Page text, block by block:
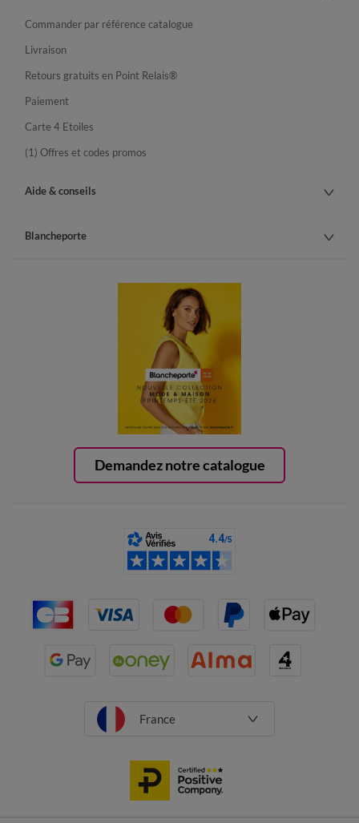
Demandez notre catalogue
Commander par référence catalogue
Livraison
Retours gratuits en Point Relais®
Paiement
Carte 4 Etoiles
(1) Offres et codes promos
Aide & conseils
Blancheporte
France